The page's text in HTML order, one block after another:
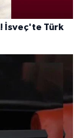
İsveç'te Türk